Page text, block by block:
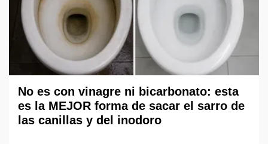
No es con vinagre ni bicarbonato: esta
es la MEJOR forma de sacar el sarro de
las canillas y del inodoro